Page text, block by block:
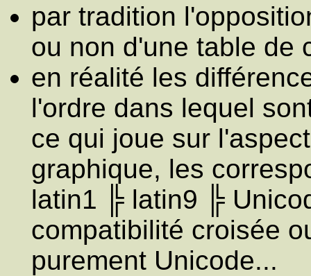
par tradition
ou non d'une table de
en réalité les
l'ordre dans lequel
ce qui joue sur
graphique, les
latin1 ╠ latin9 ╠
compatibilité croisée
purement Unicode...